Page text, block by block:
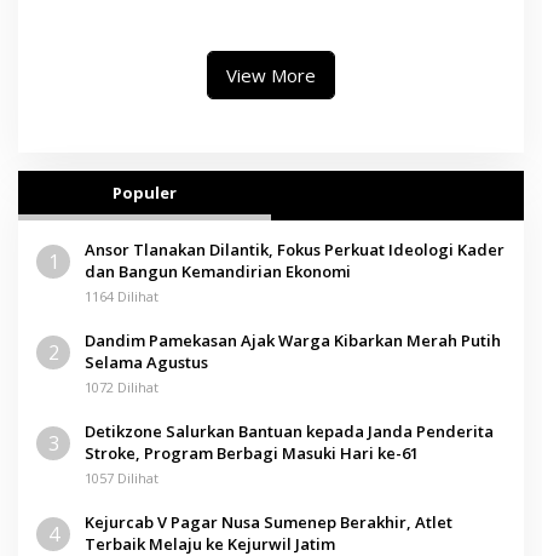
View More
Populer
1
Ansor Tlanakan Dilantik, Fokus Perkuat Ideologi Kader
dan Bangun Kemandirian Ekonomi
1164 Dilihat
2
Dandim Pamekasan Ajak Warga Kibarkan Merah Putih
Selama Agustus
1072 Dilihat
3
Detikzone Salurkan Bantuan kepada Janda Penderita
Stroke, Program Berbagi Masuki Hari ke-61
1057 Dilihat
4
Kejurcab V Pagar Nusa Sumenep Berakhir, Atlet
Terbaik Melaju ke Kejurwil Jatim